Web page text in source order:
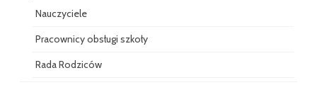
Nauczyciele
Pracownicy obsługi szkoły
Rada Rodziców